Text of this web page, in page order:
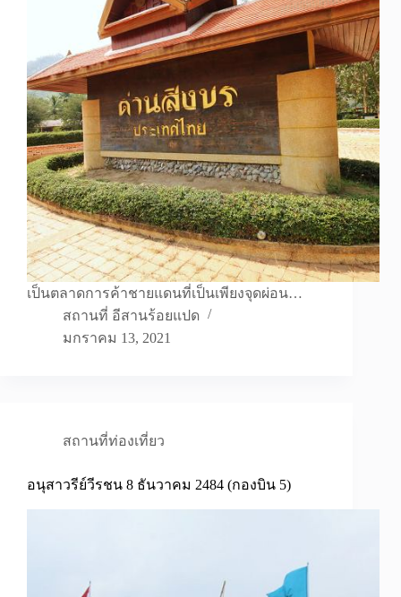
เป็นตลาดการค้าชายแดนที่เป็นเพียงจุดผ่อน…
สถานที่ อีสานร้อยแปด
มกราคม 13, 2021
สถานที่ท่องเที่ยว
อนุสาวรีย์วีรชน 8 ธันวาคม 2484 (กองบิน 5)